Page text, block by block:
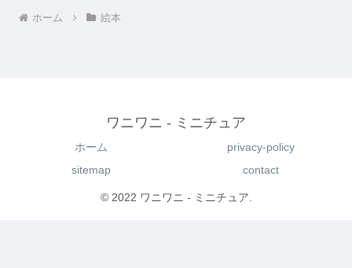
ホーム 絵本
ワニワニ - ミニチュア
ホーム
privacy-policy
sitemap
contact
© 2022 ワニワニ - ミニチュア.